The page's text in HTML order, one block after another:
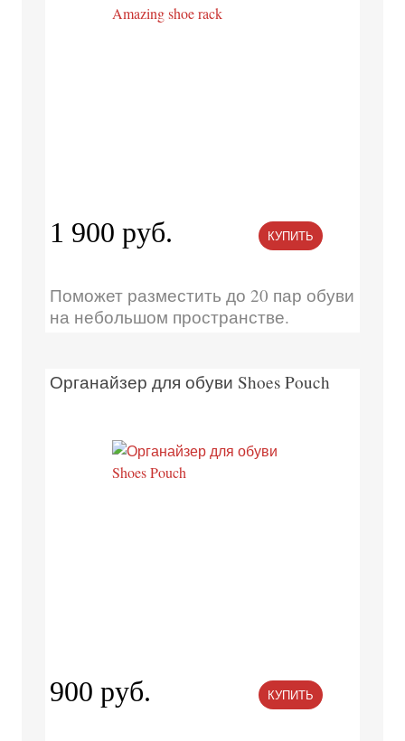
1 900 руб. КУПИТЬ
Поможет разместить до 20 пар обуви
на небольшом пространстве.
Органайзер для обуви Shoes Pouch
900 руб. КУПИТЬ